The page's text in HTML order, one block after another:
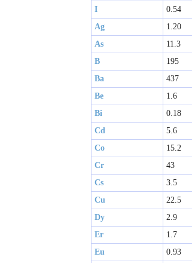
I
0.54
Ag
1.20
As
11.3
B
195
Ba
437
Be
1.6
Bi
0.18
Cd
5.6
Co
15.2
Cr
43
Cs
3.5
Cu
22.5
Dy
2.9
Er
1.7
Eu
0.93